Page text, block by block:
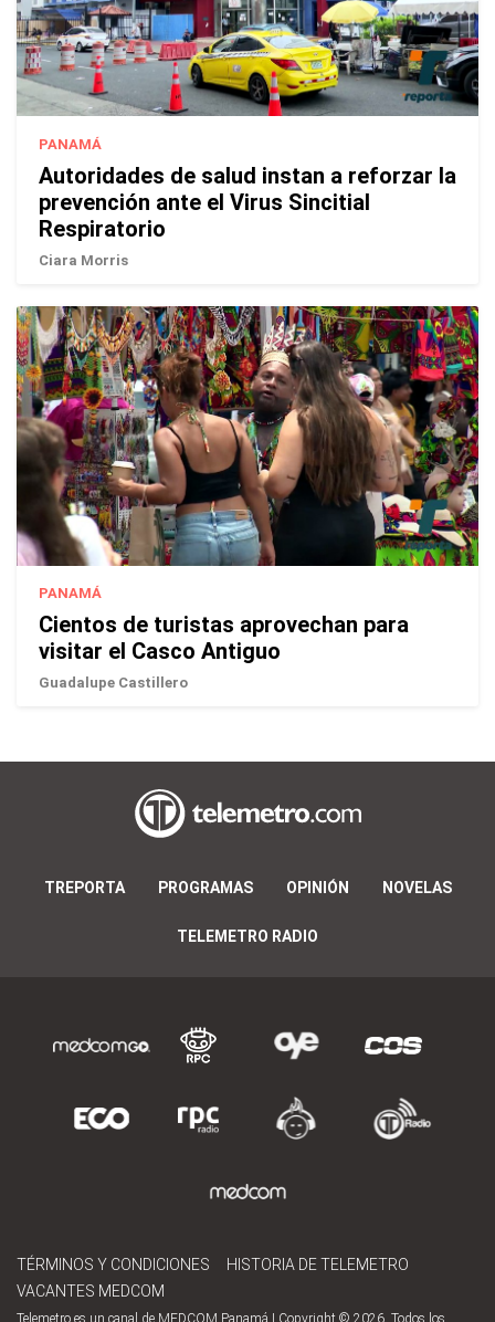
PANAMÁ
Autoridades de salud instan a reforzar la
prevención ante el Virus Sincitial
Respiratorio
Ciara Morris
PANAMÁ
Cientos de turistas aprovechan para
visitar el Casco Antiguo
Guadalupe Castillero
TREPORTA PROGRAMAS OPINIÓN NOVELAS
TELEMETRO RADIO
TÉRMINOS Y CONDICIONES
HISTORIA DE TELEMETRO
VACANTES MEDCOM
Telemetro es un canal de MEDCOM Panamá | Copyright © 2026. Todos los